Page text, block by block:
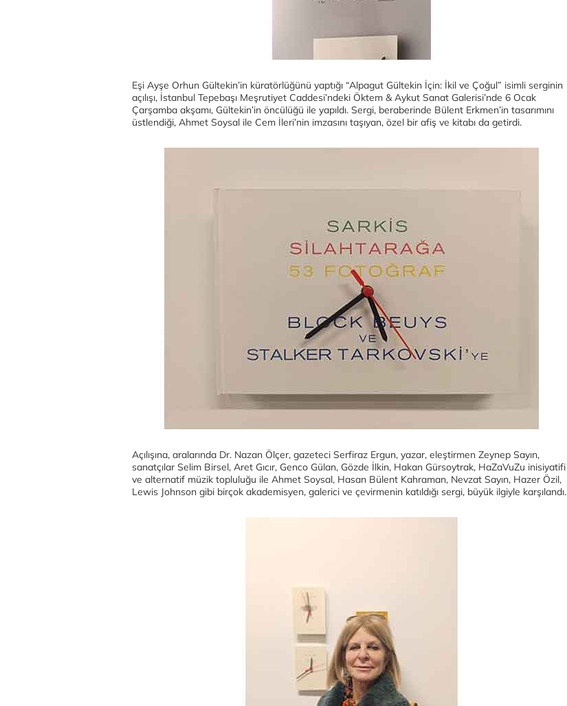
Eşi Ayşe Orhun Gültekin’in küratörlüğünü yaptığı “Alpagut Gültekin İçin: İkil ve Çoğul” isimli serginin
açılışı, İstanbul Tepebaşı Meşrutiyet Caddesi’ndeki Öktem & Aykut Sanat Galerisi’nde 6 Ocak
Çarşamba akşamı, Gültekin’in öncülüğü ile yapıldı. Sergi, beraberinde Bülent Erkmen’in tasarımını
üstlendiği, Ahmet Soysal ile Cem İleri’nin imzasını taşıyan, özel bir afiş ve kitabı da getirdi.
Açılışına, aralarında Dr. Nazan Ölçer, gazeteci Serfiraz Ergun, yazar, eleştirmen Zeynep Sayın,
sanatçılar Selim Birsel, Aret Gıcır, Genco Gülan, Gözde İlkin, Hakan Gürsoytrak, HaZaVuZu inisiyatifi
ve alternatif müzik topluluğu ile Ahmet Soysal, Hasan Bülent Kahraman, Nevzat Sayın, Hazer Özil,
Lewis Johnson gibi birçok akademisyen, galerici ve çevirmenin katıldığı sergi, büyük ilgiyle karşılandı.